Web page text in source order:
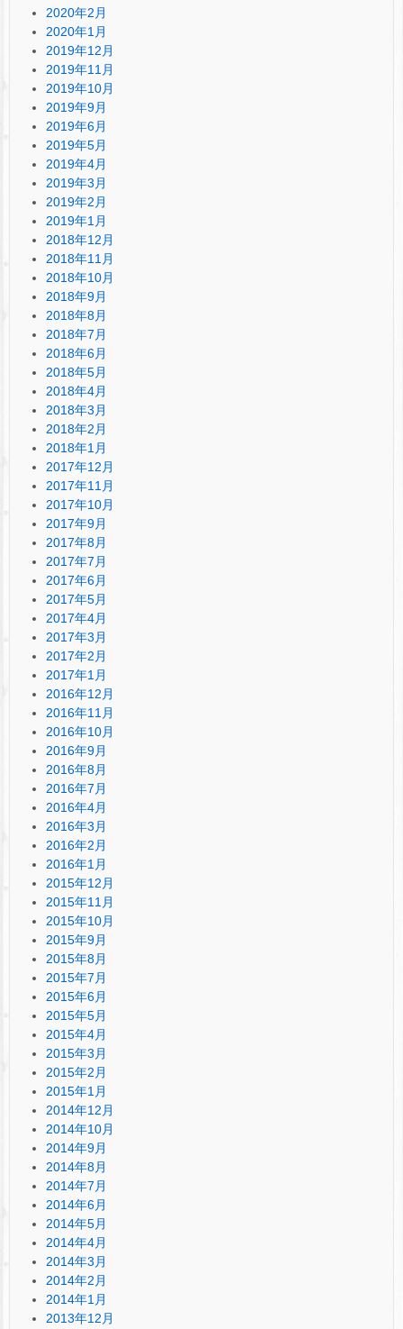
2020年2月
2020年1月
2019年12月
2019年11月
2019年10月
2019年9月
2019年6月
2019年5月
2019年4月
2019年3月
2019年2月
2019年1月
2018年12月
2018年11月
2018年10月
2018年9月
2018年8月
2018年7月
2018年6月
2018年5月
2018年4月
2018年3月
2018年2月
2018年1月
2017年12月
2017年11月
2017年10月
2017年9月
2017年8月
2017年7月
2017年6月
2017年5月
2017年4月
2017年3月
2017年2月
2017年1月
2016年12月
2016年11月
2016年10月
2016年9月
2016年8月
2016年7月
2016年4月
2016年3月
2016年2月
2016年1月
2015年12月
2015年11月
2015年10月
2015年9月
2015年8月
2015年7月
2015年6月
2015年5月
2015年4月
2015年3月
2015年2月
2015年1月
2014年12月
2014年10月
2014年9月
2014年8月
2014年7月
2014年6月
2014年5月
2014年4月
2014年3月
2014年2月
2014年1月
2013年12月